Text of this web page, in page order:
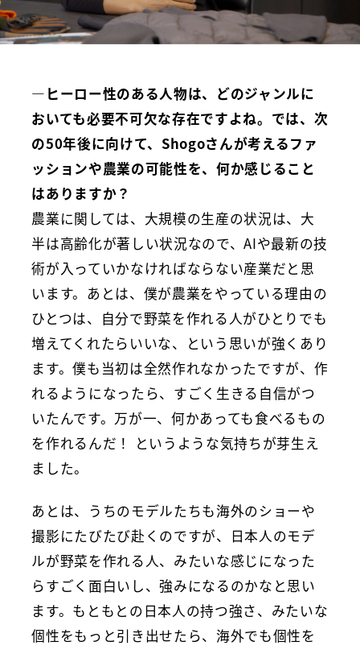
―ヒーロー性のある人物は、どのジャンルに
おいても必要不可欠な存在ですよね。では、次
の50年後に向けて、Shogoさんが考えるファ
ッションや農業の可能性を、何か感じること
はありますか？
農業に関しては、大規模の生産の状況は、大
半は高齢化が著しい状況なので、AIや最新の技
術が入っていかなければならない産業だと思
います。あとは、僕が農業をやっている理由の
ひとつは、自分で野菜を作れる人がひとりでも
増えてくれたらいいな、という思いが強くあり
ます。僕も当初は全然作れなかったですが、作
れるようになったら、すごく生きる自信がつ
いたんです。万が一、何かあっても食べるもの
を作れるんだ！ というような気持ちが芽生え
ました。
あとは、うちのモデルたちも海外のショーや
撮影にたびたび赴くのですが、日本人のモデ
ルが野菜を作れる人、みたいな感じになった
らすごく面白いし、強みになるのかなと思い
ます。もともとの日本人の持つ強さ、みたいな
個性をもっと引き出せたら、海外でも個性を